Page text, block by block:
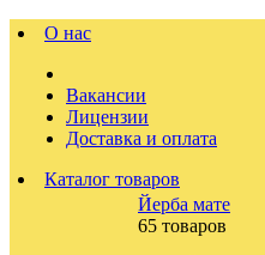
О нас
Вакансии
Лицензии
Доставка и оплата
Каталог товаров
Йерба мате
65 товаров